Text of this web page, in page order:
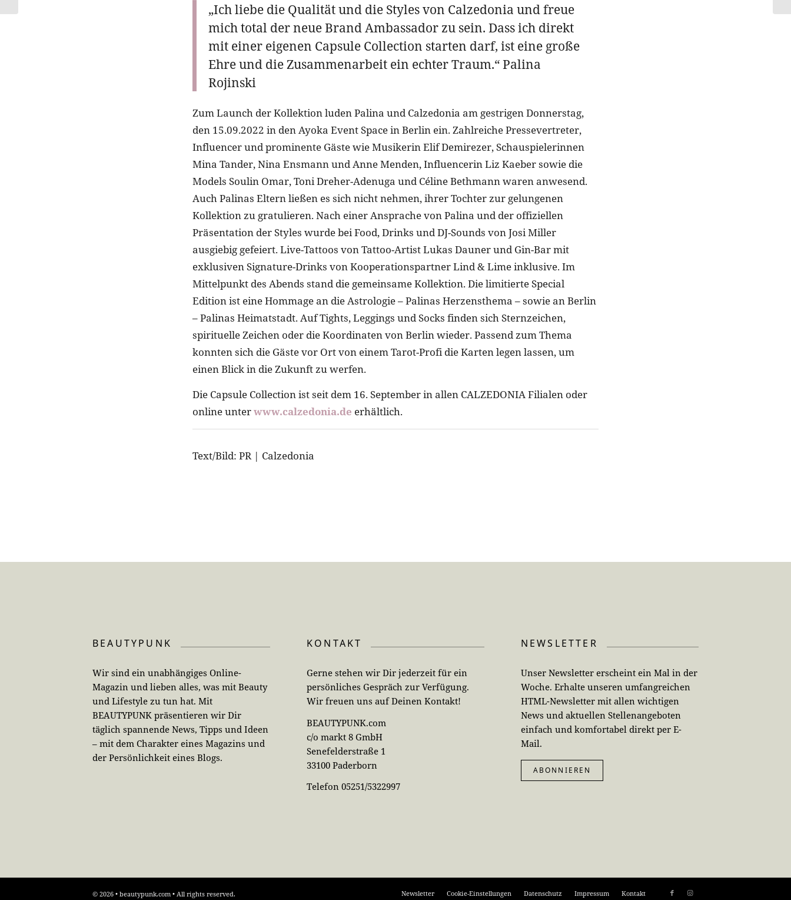
„Ich liebe die Qualität und die Styles von Calzedonia und freue
mich total der neue Brand Ambassador zu sein. Dass ich direkt
mit einer eigenen Capsule Collection starten darf, ist eine große
Ehre und die Zusammenarbeit ein echter Traum.“ Palina
Rojinski
Zum Launch der Kollektion luden Palina und Calzedonia am gestrigen Donnerstag,
den 15.09.2022 in den Ayoka Event Space in Berlin ein. Zahlreiche Pressevertreter,
Influencer und prominente Gäste wie Musikerin Elif Demirezer, Schauspielerinnen
Mina Tander, Nina Ensmann und Anne Menden, Influencerin Liz Kaeber sowie die
Models Soulin Omar, Toni Dreher-Adenuga und Céline Bethmann waren anwesend.
Auch Palinas Eltern ließen es sich nicht nehmen, ihrer Tochter zur gelungenen
Kollektion zu gratulieren. Nach einer Ansprache von Palina und der offiziellen
Präsentation der Styles wurde bei Food, Drinks und DJ-Sounds von Josi Miller
ausgiebig gefeiert. Live-Tattoos von Tattoo-Artist Lukas Dauner und Gin-Bar mit
exklusiven Signature-Drinks von Kooperationspartner Lind & Lime inklusive. Im
Mittelpunkt des Abends stand die gemeinsame Kollektion. Die limitierte Special
Edition ist eine Hommage an die Astrologie – Palinas Herzensthema – sowie an Berlin
– Palinas Heimatstadt. Auf Tights, Leggings und Socks finden sich Sternzeichen,
spirituelle Zeichen oder die Koordinaten von Berlin wieder. Passend zum Thema
konnten sich die Gäste vor Ort von einem Tarot-Profi die Karten legen lassen, um
einen Blick in die Zukunft zu werfen.
Die Capsule Collection ist seit dem 16. September in allen CALZEDONIA Filialen oder
online unterwww.calzedonia.de erhältlich.
Text/Bild: PR | Calzedonia
BEAUTYPUNK
Wir sind ein unabhängiges Online-
Magazin und lieben alles, was mit Beauty
und Lifestyle zu tun hat. Mit
BEAUTYPUNK präsentieren wir Dir
täglich spannende News, Tipps und Ideen
– mit dem Charakter eines Magazins und
der Persönlichkeit eines Blogs.
KONTAKT
Gerne stehen wir Dir jederzeit für ein
persönliches Gespräch zur Verfügung.
Wir freuen uns auf Deinen Kontakt!
BEAUTYPUNK.com
c/o markt 8 GmbH
Senefelderstraße 1
33100 Paderborn
Telefon 05251/5322997
NEWSLETTER
Unser Newsletter erscheint ein Mal in der
Woche. Erhalte unseren umfangreichen
HTML-Newsletter mit allen wichtigen
News und aktuellen Stellenangeboten
einfach und komfortabel direkt per E-
Mail.
ABONNIEREN
© 2026 • beautypunk.com • All rights reserved. Newsletter Cookie-Einstellungen Datenschutz Impressum Kontakt